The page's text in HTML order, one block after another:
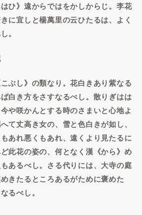
ひ》遠からではをかしからじ。李花
に宜しと楊萬里の云ひたるは、よく
。
ぶし》の類なり。花白きあり紫なる
白き方をさすなるべし。散りぎはは
や咲かんとする時のさまいと心地よ
て丈高き女の、雪と色白きが如し、
あれ悪くもあれ、遠くより見たるに
此花の姿の、何となく漢《から》め
あるべし。さる代りには、大寺の庭
きたるところあるがために褒めたゝ
るべし。